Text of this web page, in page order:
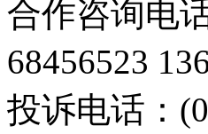
合作咨询电
68456523
投诉电话：